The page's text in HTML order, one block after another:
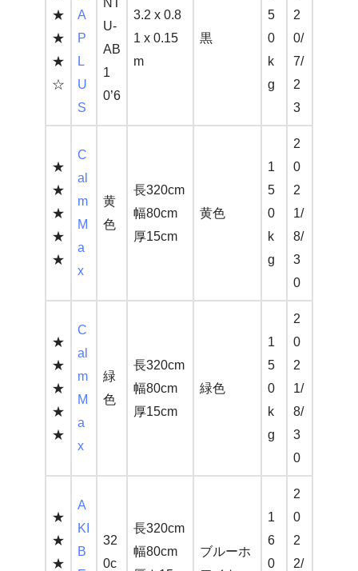
★
★
★
☆
A
P
L
U
S
NT
U-
AB
1
0’6
3.2 x 0.8
1 x 0.15
m
黒
5
0
k
g
2
0/
7/
2
3
★
★
★
★
★
C
al
m
M
a
x
黄
色
長320cm
幅80cm
厚15cm
黄色
1
5
0
k
g
2
0
2
1/
8/
3
0
★
★
★
★
★
C
al
m
M
a
x
緑
色
長320cm
幅80cm
厚15cm
緑色
1
5
0
k
g
2
0
2
1/
8/
3
0
★
★
★
A
KI
B
32
0c
長320cm
幅80cm
ブルーホ
1
6
0
2
0
2
2/